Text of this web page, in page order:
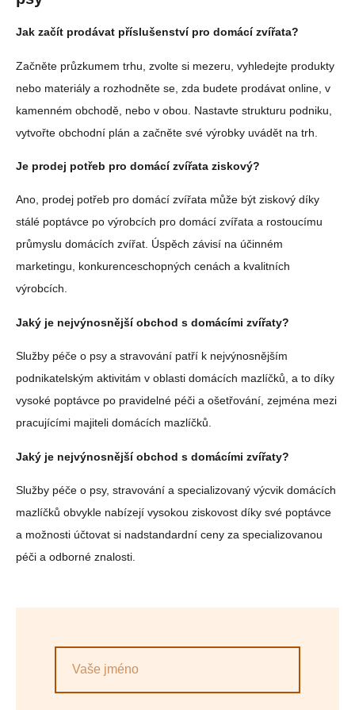
Jak začít prodávat příslušenství pro domácí zvířata?
Začněte průzkumem trhu, zvolte si mezeru, vyhledejte produkty
nebo materiály a rozhodněte se, zda budete prodávat online, v
kamenném obchodě, nebo v obou. Nastavte strukturu podniku,
vytvořte obchodní plán a začněte své výrobky uvádět na trh.
Je prodej potřeb pro domácí zvířata ziskový?
Ano, prodej potřeb pro domácí zvířata může být ziskový díky
stálé poptávce po výrobcích pro domácí zvířata a rostoucímu
průmyslu domácích zvířat. Úspěch závisí na účinném
marketingu, konkurenceschopných cenách a kvalitních
výrobcích.
Jaký je nejvýnosnější obchod s domácími zvířaty?
Služby péče o psy a stravování patří k nejvýnosnějším
podnikatelským aktivitám v oblasti domácích mazlíčků, a to díky
vysoké poptávce po pravidelné péči a ošetřování, zejména mezi
pracujícími majiteli domácích mazlíčků.
Jaký je nejvýnosnější obchod s domácími zvířaty?
Služby péče o psy, stravování a specializovaný výcvik domácích
mazlíčků obvykle nabízejí vysokou ziskovost díky své poptávce
a možnosti účtovat si nadstandardní ceny za specializovanou
péči a odborné znalosti.